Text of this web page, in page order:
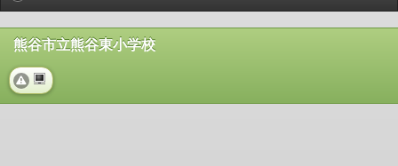
熊谷市立熊谷東小学校